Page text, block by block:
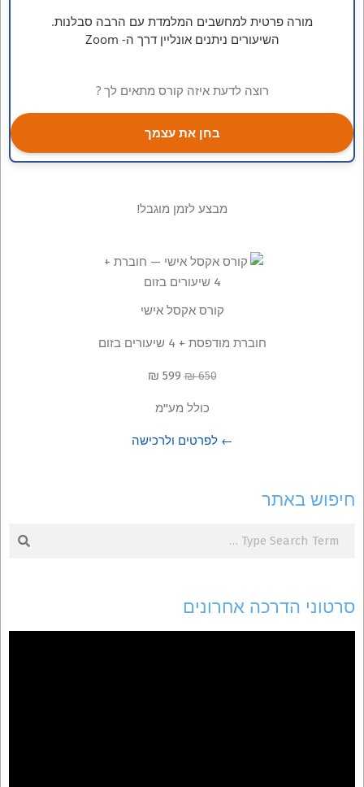
מורה פרטית למחשבים המלמדת עם הרבה סבלנות.
השיעורים ניתנים אונליין דרך ה- Zoom
רוצה לדעת איזה קורס מתאים לך ?
בחן את עצמך
מבצע לזמן מוגבל!
קורס אקסל אישי
חוברת מודפסת + 4 שיעורים בזום
650 ₪
599 ₪
כולל מע"מ
← לפרטים ולרכישה
חיפוש באתר
סרטוני הדרכה אחרונים